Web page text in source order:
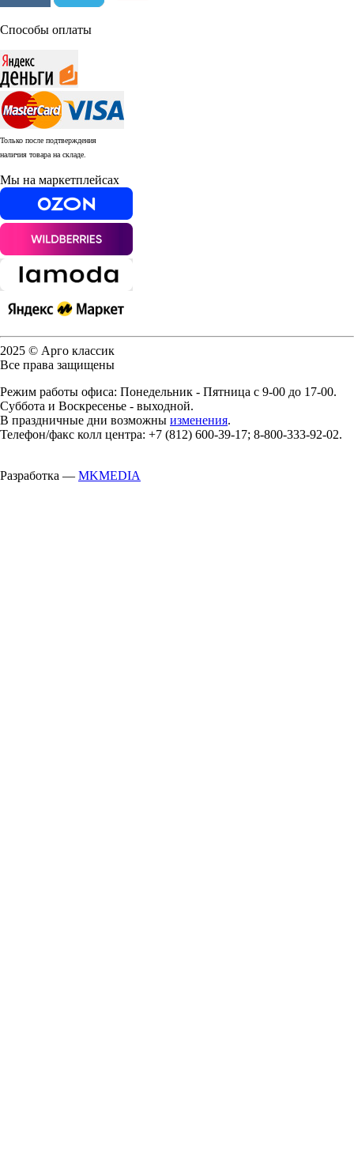
Способы оплаты
Только после подтверждения
наличия товара на складе.
Мы на маркетплейсах
2025 © Арго классик
Все права защищены
Режим работы офиса: Понедельник - Пятница с 9-00 до 17-00.
Суббота и Воскресенье - выходной.
В праздничные дни возможны изменения.
Телефон/факс колл центра: +7 (812) 600-39-17; 8-800-333-92-02.
Разработка — MKMEDIA